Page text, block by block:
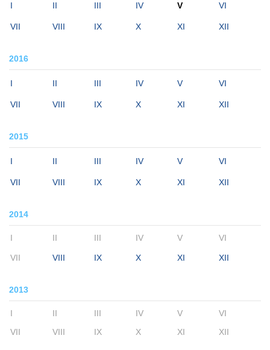
I II III IV V VI
VII VIII IX X XI XII
2016
I II III IV V VI
VII VIII IX X XI XII
2015
I II III IV V VI
VII VIII IX X XI XII
2014
I II III IV V VI
VII VIII IX X XI XII
2013
I II III IV V
VI
VII
VIII IX X XI XII